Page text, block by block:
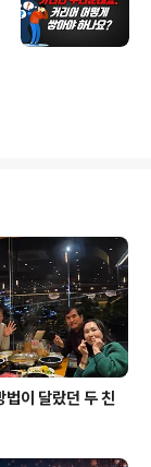
법이 달랐던 두 친